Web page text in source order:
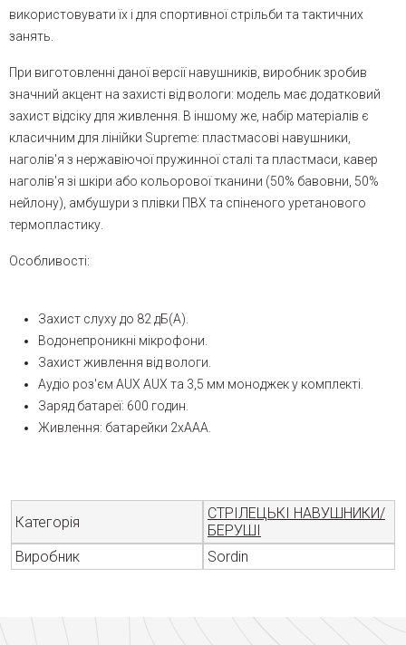
використовувати їх і для спортивної стрільби та тактичних
занять.
При виготовленні даної версії навушників, виробник зробив
значний акцент на захисті від вологи: модель має додатковий
захист відсіку для живлення. В іншому же, набір матеріалів є
класичним для лінійки Supreme: пластмасові навушники,
наголів'я з нержавіючої пружинної сталі та пластмаси, кавер
наголів'я зі шкіри або кольорової тканини (50% бавовни, 50%
нейлону), амбушури з плівки ПВХ та спіненого уретанового
термопластику.
Особливості:
Захист слуху до 82 дБ(А).
Водонепроникні мікрофони.
Захист живлення від вологи.
Аудіо роз'єм AUX AUX та 3,5 мм моноджек у комплекті.
Заряд батареї: 600 годин.
Живлення: батарейки 2хААА.
Категорія
СТРІЛЕЦЬКІ НАВУШНИКИ/
БЕРУШІ
Виробник
Sordin